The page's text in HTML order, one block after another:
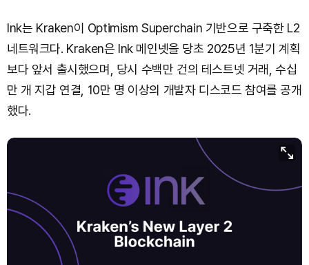
Ink는 Kraken이 Optimism Superchain 기반으로 구축한 L2
네트워크다. Kraken은 Ink 메인넷을 당초 2025년 1분기 계획
보다 앞서 출시했으며, 당시 수백만 건의 테스트넷 거래, 수십
만 개 지갑 연결, 10만 명 이상의 개발자 디스코드 참여를 공개
했다.